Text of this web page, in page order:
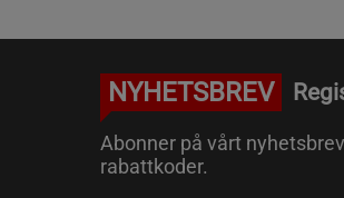
NYHETSBREV
Abonner på vårt
rabattkoder.